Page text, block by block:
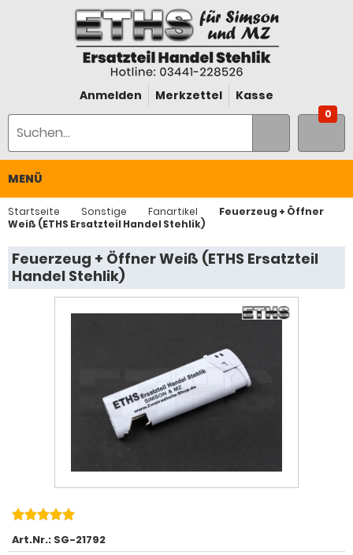
Anmelden Merkzettel Kasse
0
MENÜ
Startseite Sonstige Fanartikel
Feuerzeug + Öffner
Weiß (ETHS Ersatzteil Handel Stehlik)
Feuerzeug + Öffner Weiß (ETHS Ersatzteil
Handel Stehlik)
Art.Nr.: SG-21792